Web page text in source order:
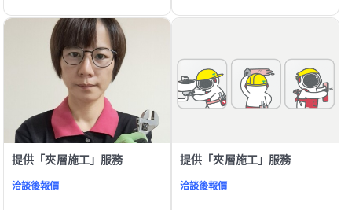
提供「夾層施工」服務
洽談後報價
提供「夾層施工」服務
洽談後報價